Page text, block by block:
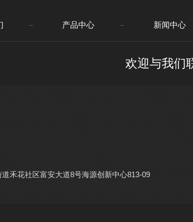
产品中心 新闻中心
欢迎与我们
禾花社区富安大道8号海源创新中心813-09